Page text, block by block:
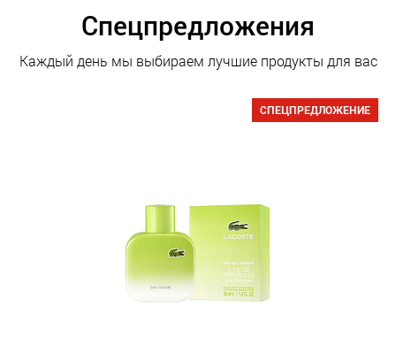
Спецпредложения
Каждый день мы выбираем лучшие продукты для вас
СПЕЦПРЕДЛОЖЕНИЕ